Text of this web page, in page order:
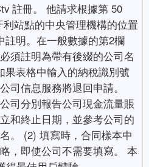
註冊。 他請求根據第 50
站點的中央管理機構的位置
註明。在一般數據的第2欄
須註明為帶有後綴的公司名
果表格中輸入的納稅識別號
司信息服務將退回申請。
司分別報告公司現金流量賬
和終止日期，並參考公司的
。 (2) 填寫時，合同樣本中
，即使公司不需要填寫。 本